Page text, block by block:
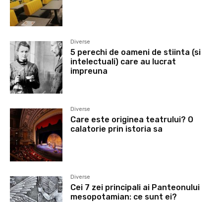
Diverse
5 perechi de oameni de stiinta (si
intelectuali) care au lucrat
impreuna
Diverse
Care este originea teatrului? O
calatorie prin istoria sa
Diverse
Cei 7 zei principali ai Panteonului
mesopotamian: ce sunt ei?